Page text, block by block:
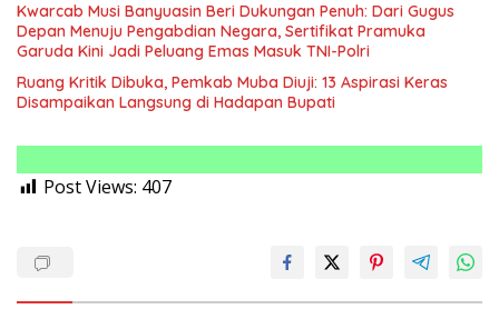
Kwarcab Musi Banyuasin Beri Dukungan Penuh: Dari Gugus
Depan Menuju Pengabdian Negara, Sertifikat Pramuka
Garuda Kini Jadi Peluang Emas Masuk TNI-Polri
Ruang Kritik Dibuka, Pemkab Muba Diuji: 13 Aspirasi Keras
Disampaikan Langsung di Hadapan Bupati
Post Views: 407